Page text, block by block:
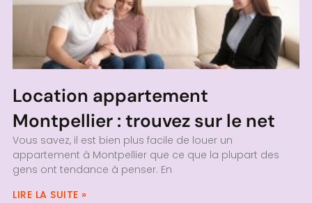
Location appartement
Montpellier : trouvez sur le net
Vous savez, il est bien plus facile de louer un
appartement à Montpellier que ce que la plupart des
gens ont tendance à penser. En
LIRE LA SUITE »